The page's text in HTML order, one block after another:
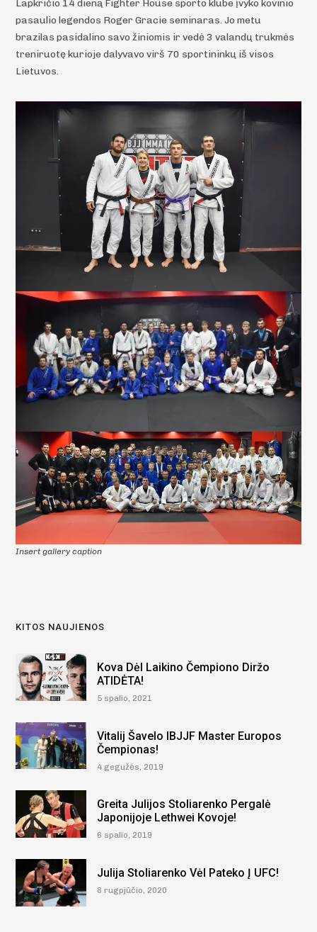
Lapkričio 14 dieną Fighter House sporto klube įvyko kovinio
pasaulio legendos Roger Gracie seminaras. Jo metu
brazilas pasidalino savo žiniomis ir vedė 3 valandų trukmės
treniruotę kurioje dalyvavo virš 70 sportininkų iš visos
Lietuvos.
Insert gallery caption
KITOS NAUJIENOS
Kova Dėl Laikino Čempiono Diržo
ATIDĖTA!
5 spalio, 2021
Vitalij Šavelo IBJJF Master Europos
Čempionas!
4 gegužės, 2019
Greita Julijos Stoliarenko Pergalė
Japonijoje Lethwei Kovoje!
6 spalio, 2019
Julija Stoliarenko Vėl Pateko Į UFC!
8 rugpjūčio, 2020